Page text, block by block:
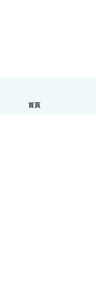
首頁